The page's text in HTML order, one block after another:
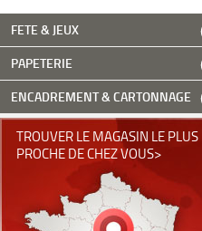
FETE & JEUX
PAPETERIE
ENCADREMENT & CARTONNAGE
TROUVER LE MAGASIN LE PLUS
PROCHE DE CHEZ VOUS>